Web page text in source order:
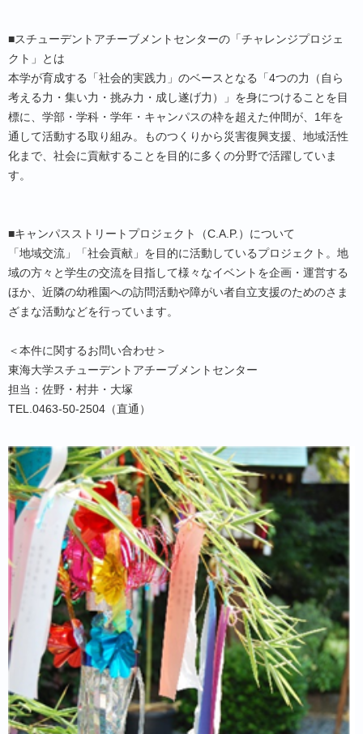
■スチューデントアチーブメントセンターの「チャレンジプロジェ
クト」とは
本学が育成する「社会的実践力」のベースとなる「4つの力（自ら
考える力・集い力・挑み力・成し遂げ力）」を身につけることを目
標に、学部・学科・学年・キャンパスの枠を超えた仲間が、1年を
通して活動する取り組み。ものつくりから災害復興支援、地域活性
化まで、社会に貢献することを目的に多くの分野で活躍していま
す。
■キャンパスストリートプロジェクト（C.A.P.）について
「地域交流」「社会貢献」を目的に活動しているプロジェクト。地
域の方々と学生の交流を目指して様々なイベントを企画・運営する
ほか、近隣の幼稚園への訪問活動や障がい者自立支援のためのさま
ざまな活動などを行っています。
＜本件に関するお問い合わせ＞
東海大学スチューデントアチーブメントセンター
担当：佐野・村井・大塚
TEL.0463-50-2504（直通）